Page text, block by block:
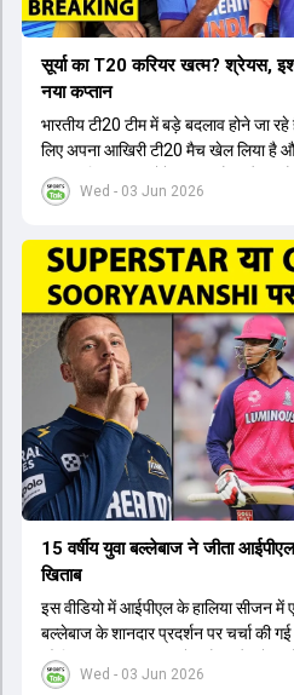
Wed - 03 Jun 2026
सूर्या का T20 करियर खत्म? श्रेयस,
नया कप्तान
भारतीय टी20 टीम में बड़े बदलाव होने जा
लिए अपना आखिरी टी20 मैच खेल लिया है
टीम का हिस्सा नहीं होंगे। आयरलैंड और
लिए नए कप्तान की तलाश जारी है। इस
पटेल इस रेस में काफी पीछे हैं, जबकि संजू
दौड़ से बाहर हैं। आगामी सीरीज के लिए
टीम में शामिल किया जाएगा, जबकि
होंगे। इसके अलावा नीतीश रेड्डी को
अगरकर की अगुवाई वाली चयन समिति और
कप और 2028 ओलंपिक के लिए लंबी
Wed - 03 Jun 2026
15 वर्षीय युवा बल्लेबाज ने जीता
खिताब
इस वीडियो में आईपीएल के हालिया सीजन में
बल्लेबाज के शानदार प्रदर्शन पर चर्चा की
सौ छिहत्तर रन बनाकर ऑरेंज कैप और मोस्ट
किया है। वीडियो में बताया गया है कि